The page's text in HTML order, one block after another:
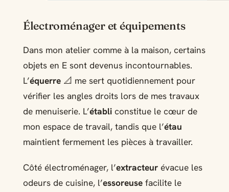
Électroménager et équipements
Dans mon atelier comme à la maison, certains
objets en E sont devenus incontournables.
L’équerre📐 me sert quotidiennement pour
vérifier les angles droits lors de mes travaux
de menuiserie. L’établiconstitue le cœur de
mon espace de travail, tandis que l’étau
maintient fermement les pièces à travailler.
Côté électroménager, l’extracteurévacue les
odeurs de cuisine, l’essoreusefacilite le